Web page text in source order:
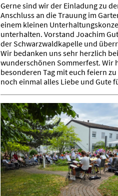
Gerne sind wir der Einladung zu
Anschluss an die Trauung im
einem kleinen
unterhalten. Vorstand Joachim
der Schwarzwaldkapelle und
Wir bedanken uns sehr herzlich
wunderschönen Sommerfest. Wir
besonderen Tag mit euch feiern
noch einmal alles Liebe und Gute